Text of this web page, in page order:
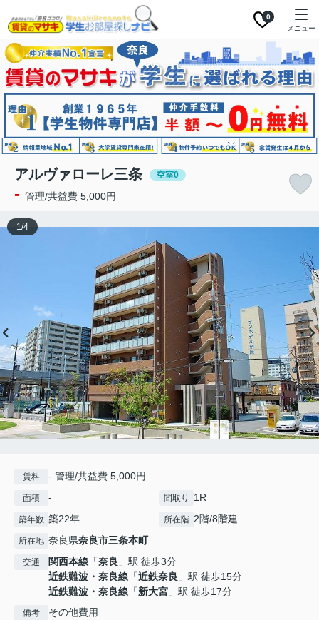
0
メニュー
アルヴァローレ三条 空室0
- 管理/共益費 5,000円
1/4
賃料 - 管理/共益費 5,000円
面積 - 間取り 1R
築年数 築22年 所在階 2階/8階建
所在地 奈良県奈良市三条本町
交通 関西本線 「奈良 」駅 徒歩3分
近鉄難波・奈良線 「近鉄奈良 」駅 徒歩15分
近鉄難波・奈良線 「新大宮 」駅 徒歩17分
備考
その他費用